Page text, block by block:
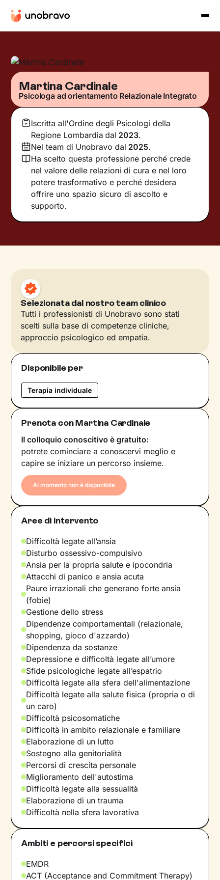
Martina Cardinale
Psicologa ad orientamento Relazionale Integrato
Iscritta all'Ordine degli Psicologi della
Regione Lombardia dal 2023.
Nel team di Unobravo dal 2025.
Ha scelto questa professione perché crede
nel valore delle relazioni di cura e nel loro
potere trasformativo e perché desidera
offrire uno spazio sicuro di ascolto e
supporto.
Selezionata dal nostro team clinico
Tutti i professionisti di Unobravo sono stati
scelti sulla base di competenze cliniche,
approccio psicologico ed empatia.
Disponibile per
Terapia individuale
Prenota con Martina Cardinale
Il colloquio conoscitivo è gratuito:
potrete cominciare a conoscervi meglio e
capire se iniziare un percorso insieme.
Al momento non è disponibile
Aree di intervento
Difficoltà legate all’ansia
Disturbo ossessivo-compulsivo
Ansia per la propria salute e ipocondria
Attacchi di panico e ansia acuta
Paure irrazionali che generano forte ansia
(fobie)
Gestione dello stress
Dipendenze comportamentali (relazionale,
shopping, gioco d'azzardo)
Dipendenza da sostanze
Depressione e difficoltà legate all’umore
Sfide psicologiche legate all’espatrio
Difficoltà legate alla sfera dell'alimentazione
Difficoltà legate alla salute fisica (propria o di
un caro)
Difficoltà psicosomatiche
Difficoltà in ambito relazionale e familiare
Elaborazione di un lutto
Sostegno alla genitorialità
Percorsi di crescita personale
Miglioramento dell'autostima
Difficoltà legate alla sessualità
Elaborazione di un trauma
Difficoltà nella sfera lavorativa
Ambiti e percorsi specifici
EMDR
ACT (Acceptance and Commitment Therapy)